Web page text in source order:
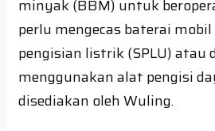
minyak (BBM) untuk
perlu mengecas baterai
pengisian listrik (SPLU) atau
menggunakan alat pengisi
disediakan oleh Wuling.